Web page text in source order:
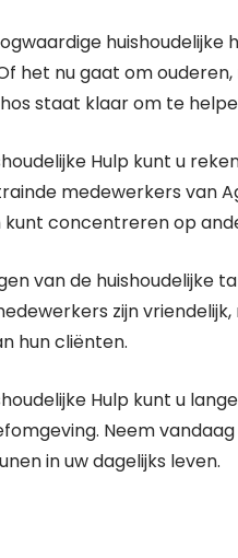
huishoudelijke
het nu gaat om
staat klaar om te
Hulp kunt u
medewerkers van
kunt concentreren op
van de huishoudelijke
zijn
hun cliënten.
Hulp kunt u
Neem
in uw dagelijks leven.